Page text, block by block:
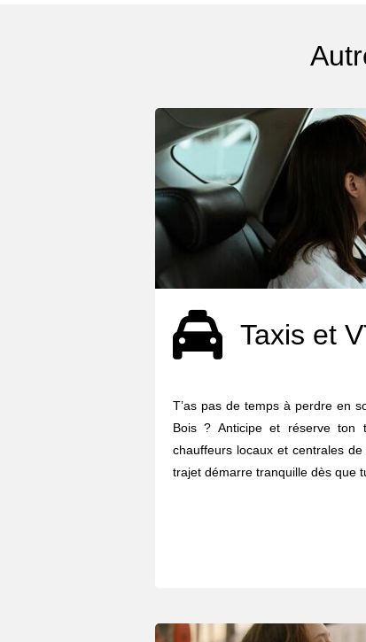
Taxis et
T’as pas de temps à perdre en
Bois ? Anticipe et réserve ton
chauffeurs locaux et centrales
trajet démarre tranquille dès que